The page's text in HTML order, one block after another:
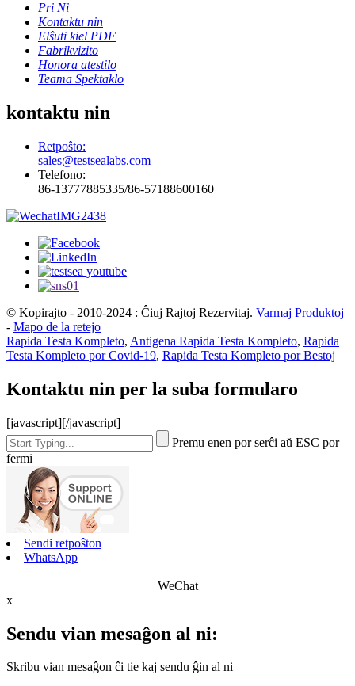
Pri Ni
Kontaktu nin
Elŝuti kiel PDF
Fabrikvizito
Honora atestilo
Teama Spektaklo
kontaktu nin
Retpoŝto:
sales@testsealabs.com
Telefono:
86-13777885335/86-57188600160
© Kopirajto - 2010-2024 : Ĉiuj Rajtoj Rezervitaj. Varmaj Produktoj
- Mapo de la retejo
Rapida Testa Kompleto, Antigena Rapida Testa Kompleto, Rapida
Testa Kompleto por Covid-19, Rapida Testa Kompleto por Bestoj
Kontaktu nin per la suba formularo
[javascript][/javascript]
Premu enen por serĉi aŭ ESC por
fermi
Sendi retpoŝton
WhatsApp
WeChat
x
Sendu vian mesaĝon al ni:
Skribu vian mesaĝon ĉi tie kaj sendu ĝin al ni